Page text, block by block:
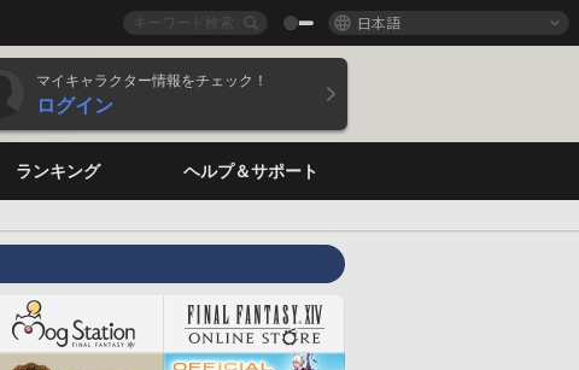
日本語
マイキャラクター情報をチェック！
ログイン
ランキング ヘルプ＆サポート